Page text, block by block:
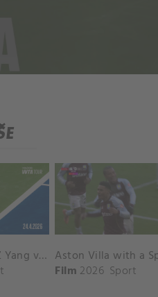
A Panova and Z Yang vs D Schuurs and E Perez Match Highlights - MADRID_Court 8 ( April 24, 2026)
Film 2026 Sport